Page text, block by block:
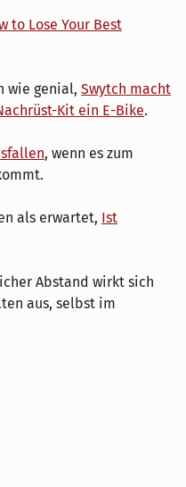
to Lose Your Best
wie genial, Swytch macht
Kit ein E-Bike.
, wenn es zum
als erwartet, Ist
Abstand wirkt sich
aus, selbst im